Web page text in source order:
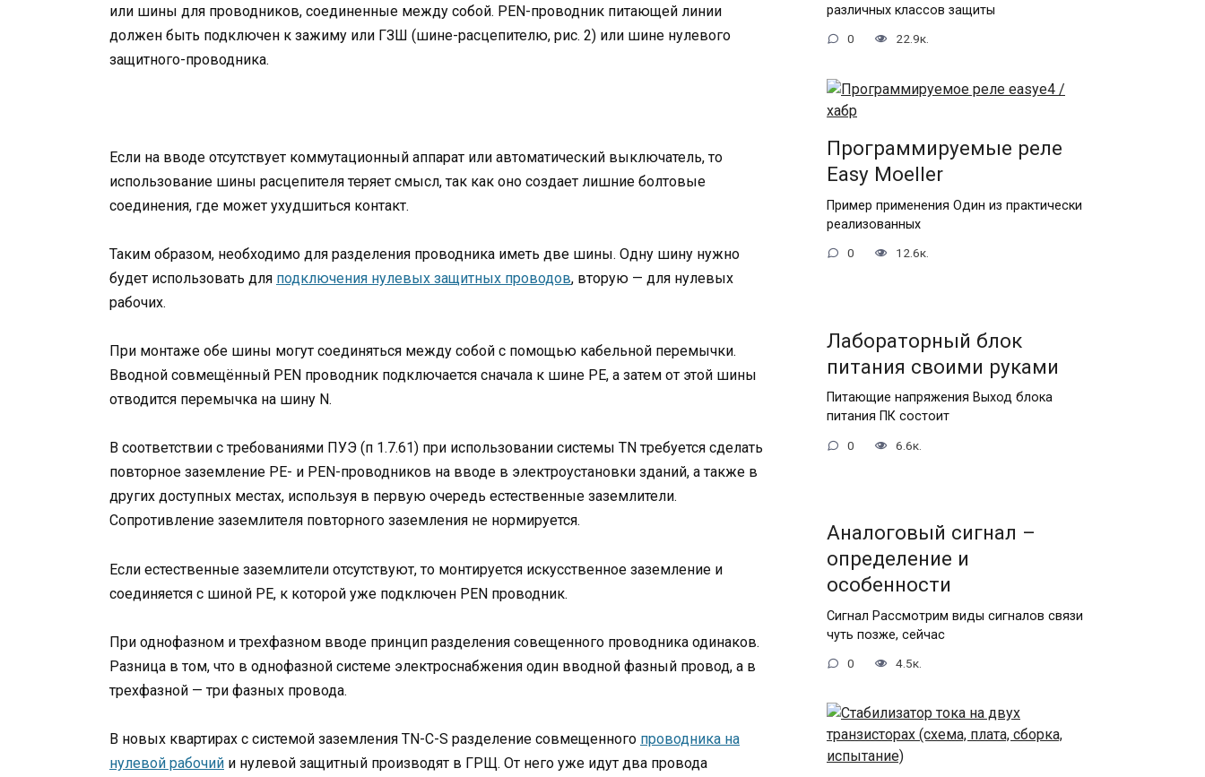
или шины для проводников, соединенные между собой. PEN-проводник питающей линии
должен быть подключен к зажиму или ГЗШ (шине-расцепителю, рис. 2) или шине нулевого
защитного-проводника.
Если на вводе отсутствует коммутационный аппарат или автоматический выключатель, то
использование шины расцепителя теряет смысл, так как оно создает лишние болтовые
соединения, где может ухудшиться контакт.
Таким образом, необходимо для разделения проводника иметь две шины. Одну шину нужно
будет использовать для подключения нулевых защитных проводов, вторую — для нулевых
рабочих.
При монтаже обе шины могут соединяться между собой с помощью кабельной перемычки.
Вводной совмещённый PEN проводник подключается сначала к шине PE, а затем от этой шины
отводится перемычка на шину N.
В соответствии с требованиями ПУЭ (п 1.7.61) при использовании системы TN требуется сделать
повторное заземление PE- и PEN-проводников на вводе в электроустановки зданий, а также в
других доступных местах, используя в первую очередь естественные заземлители.
Сопротивление заземлителя повторного заземления не нормируется.
Если естественные заземлители отсутствуют, то монтируется искусственное заземление и
соединяется с шиной PE, к которой уже подключен PEN проводник.
При однофазном и трехфазном вводе принцип разделения совещенного проводника одинаков.
Разница в том, что в однофазной системе электроснабжения один вводной фазный провод, а в
трехфазной — три фазных провода.
В новых квартирах с системой заземления TN-C-S разделение совмещенного проводника на
нулевой рабочий и нулевой защитный производят в ГРЩ. От него уже идут два провода
различных классов защиты
0 22.9к.
Программируемые реле
Еasy Moeller
Пример применения Один из практически
реализованных
0 12.6к.
Лабораторный блок
питания своими руками
Питающие напряжения Выход блока
питания ПК состоит
0 6.6к.
Аналоговый сигнал –
определение и
особенности
Сигнал Рассмотрим виды сигналов связи
чуть позже, сейчас
0 4.5к.